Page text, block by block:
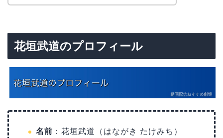
花垣武道のプロフィール
名前 ：花垣武道（はながき たけみち）